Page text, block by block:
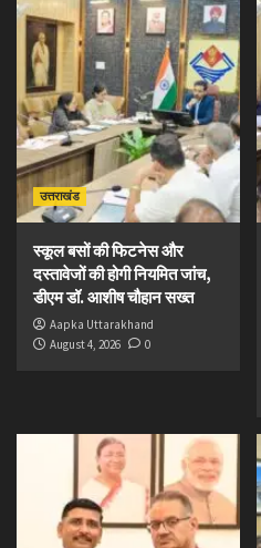
उत्तराखंड
स्कूल बसों की फिटनेस और
दस्तावेजों की होगी नियमित जांच,
डीएम डॉ. आशीष चौहान सख्त
Aapka Uttarakhand
August 4, 2026
0